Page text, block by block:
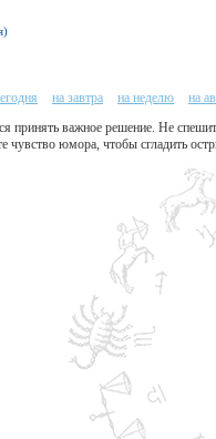
на завтра на неделю на
принять важное решение. Не
чувство юмора, чтобы сгладить